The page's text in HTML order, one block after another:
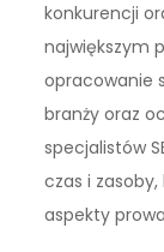
konkurencji
największym
opracowanie
branży oraz
specjalistów
czas i
aspekty